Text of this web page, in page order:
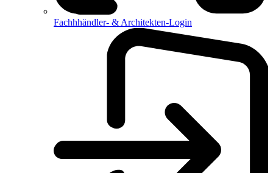
Fachhhändler- & Architekten-Login